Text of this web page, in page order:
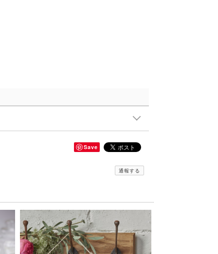
Save
通報する